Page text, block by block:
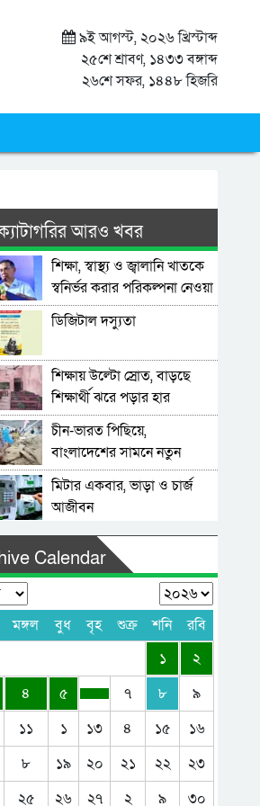
৯ই আগস্ট, ২০২৬ খ্রিস্টাব্দ
২৫শে শ্রাবণ, ১৪৩৩ বঙ্গাব্দ
২৬শে সফর, ১৪৪৮ হিজরি
আরও খবর
শিক্ষা, স্বাস্থ্য ও জ্বালানি খাতকে
স্বনির্ভর করার পরিকল্পনা নেওয়া
হয়েছে: প্রধানমন্ত্রী
ডিজিটাল দস্যুতা
শিক্ষায় উল্টো স্রোত, বাড়ছে
শিক্ষার্থী ঝরে পড়ার হার
চীন-ভারত পিছিয়ে,
বাংলাদেশের সামনে নতুন
সম্ভাবনা
মিটার একবার, ভাড়া ও চার্জ
আজীবন
জবাবদিহির আওতায়
‘আটকাদেশ’
বিচারপতি সংকটে আপিল
বিভাগ, রেকর্ড মামলাজট
এনআইডি সংশোধন: বছরে ১০
লাখ মানুষ ঘুরছে ইসির দরজায়
শাহজালালে প্রযুক্তিহীন তল্লাশি:
বেল্ট-জুতা খুলে খালি পায়ে
দাঁড়িয়ে থাকতে হয় যাত্রীদের
একের পর এক অনুষ্ঠানে
হট্টগোল, নেপথ্যে কী
Calendar
মঙ্গল বুধ বৃহ শুক্র শনি
রবি
১
২
৪ ৫ ৭ ৮
৯
১১ ১ ১৩ ৪ ১৫
১৬
৮ ১৯ ২০ ২১ ২২
২৩
২৫ ২৬ ২৭ ২ ৯
৩০